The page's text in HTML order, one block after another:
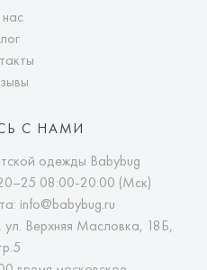
С НАМИ
одежды Babybug
08:00-20:00 (Мск)
info@babybug.ru
Верхняя Масловка, 18Б,